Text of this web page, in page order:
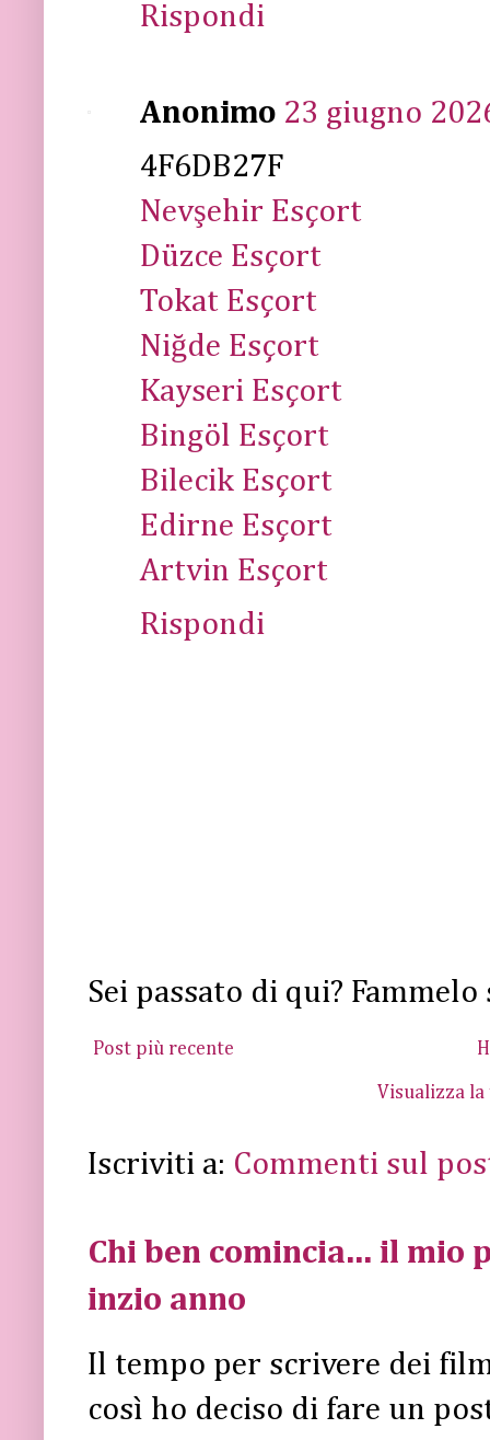
Rispondi
Anonimo 23 giugno
4F6DB27F
Nevşehir Esçort
Düzce Esçort
Tokat Esçort
Niğde Esçort
Kayseri Esçort
Bingöl Esçort
Bilecik Esçort
Edirne Esçort
Artvin Esçort
Rispondi
Sei passato di qui?
Post più recente
Visualizza
Iscriviti a: Commenti sul
Chi ben comincia... il
inzio anno
Il tempo per scrivere dei
così ho deciso di fare un